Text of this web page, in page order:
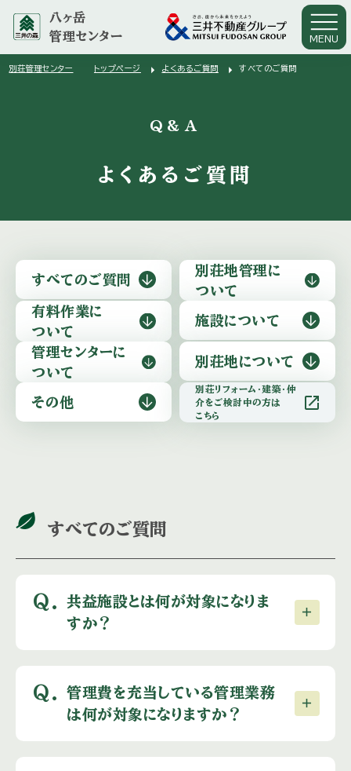
八ヶ岳
管理センター
MENU
別荘管理センター トップページ arrow_right よくあるご質問 arrow_right すべてのご質問
Q&A
よくあるご質問
すべてのご質問
別荘地管理に
ついて
有料作業に
ついて
施設について
管理センターに
ついて
別荘地について
その他
別荘リフォーム・建築・仲
介をご検討中の方は
こちら
open_in_new
すべてのご質問
Q.
共益施設とは何が対象になりま
すか？
Q.
管理費を充当している管理業務
は何が対象になりますか？